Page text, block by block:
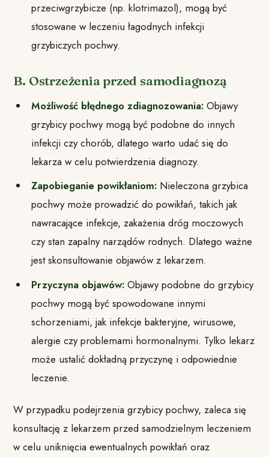
przeciwgrzybicze (np. klotrimazol), mogą być
stosowane w leczeniu łagodnych infekcji
grzybiczych pochwy.
B. Ostrzeżenia przed samodiagnozą
Możliwość błędnego zdiagnozowania:Objawy
grzybicy pochwy mogą być podobne do innych
infekcji czy chorób, dlatego warto udać się do
lekarza w celu potwierdzenia diagnozy.
Zapobieganie powikłaniom:Nieleczona grzybica
pochwy może prowadzić do powikłań, takich jak
nawracające infekcje, zakażenia dróg moczowych
czy stan zapalny narządów rodnych. Dlatego ważne
jest skonsultowanie objawów z lekarzem.
Przyczyna objawów:Objawy podobne do grzybicy
pochwy mogą być spowodowane innymi
schorzeniami, jak infekcje bakteryjne, wirusowe,
alergie czy problemami hormonalnymi. Tylko lekarz
może ustalić dokładną przyczynę i odpowiednie
leczenie.
W przypadku podejrzenia grzybicy pochwy, zaleca się
konsultację z lekarzem przed samodzielnym leczeniem
w celu uniknięcia ewentualnych powikłań oraz